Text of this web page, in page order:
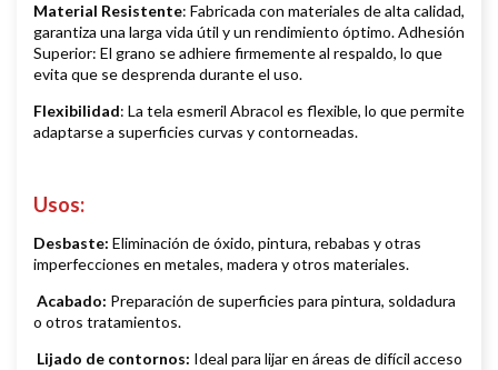
Material Resistente: Fabricada con materiales de alta calidad,
garantiza una larga vida útil y un rendimiento óptimo. Adhesión
Superior: El grano se adhiere firmemente al respaldo, lo que
evita que se desprenda durante el uso.
Flexibilidad: La tela esmeril Abracol es flexible, lo que permite
adaptarse a superficies curvas y contorneadas.
Usos:
Desbaste: Eliminación de óxido, pintura, rebabas y otras
imperfecciones en metales, madera y otros materiales.
Acabado: Preparación de superficies para pintura, soldadura
o otros tratamientos.
Lijado de contornos: Ideal para lijar en áreas de difícil acceso